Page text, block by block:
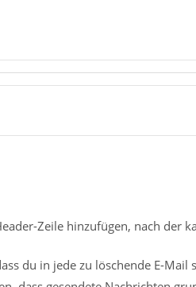
Zeile hinzufügen, nach der
du in jede zu löschende E-Mail